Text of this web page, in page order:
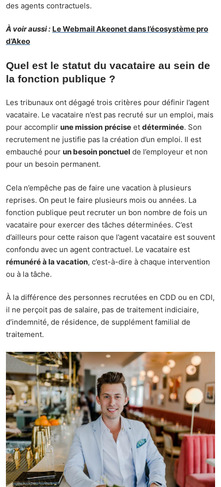
des agents contractuels.
À voir aussi : Le Webmail Akeonet dans l’écosystème pro
d’Akeo
Quel est le statut du vacataire au sein de
la fonction publique ?
Les tribunaux ont dégagé trois critères pour définir l’agent
vacataire. Le vacataire n’est pas recruté sur un emploi, mais
pour accomplir une mission précise et déterminée. Son
recrutement ne justifie pas la création d’un emploi. Il est
embauché pour un besoin ponctuel de l’employeur et non
pour un besoin permanent.
Cela n’empêche pas de faire une vacation à plusieurs
reprises. On peut le faire plusieurs mois ou années. La
fonction publique peut recruter un bon nombre de fois un
vacataire pour exercer des tâches déterminées. C’est
d’ailleurs pour cette raison que l’agent vacataire est souvent
confondu avec un agent contractuel. Le vacataire est
rémunéré à la vacation, c’est-à-dire à chaque intervention
ou à la tâche.
À la différence des personnes recrutées en CDD ou en CDI,
il ne perçoit pas de salaire, pas de traitement indiciaire,
d’indemnité, de résidence, de supplément familial de
traitement.